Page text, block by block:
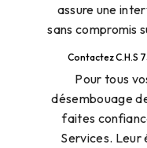
assure une
sans compromis
Contactez C.H.S
Pour tous
désembouage
faites
Services. Leur